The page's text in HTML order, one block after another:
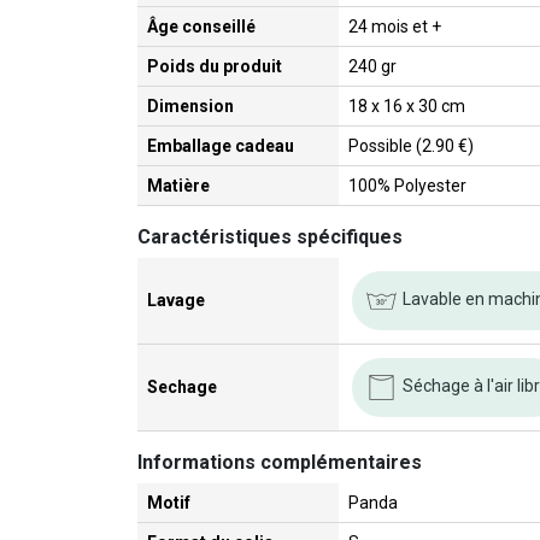
Âge conseillé 24 mois et +
Poids du produit 240 gr
Dimension 18 x 16 x 30 cm
Emballage cadeau Possible (2.90 €)
Matière 100% Polyester
Caractéristiques spécifiques
Lavage Lavable en
Sechage Séchage à l'air
Informations complémentaires
Motif Panda